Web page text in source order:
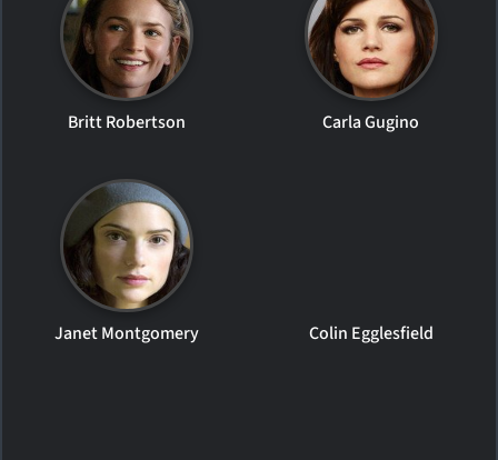
Britt Robertson Carla Gugino
Janet Montgomery Colin Egglesfield